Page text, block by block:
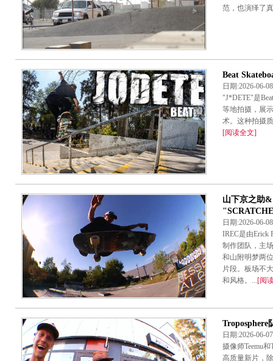
范，也演绎了
Beat
日期:2026-
"J*DETE"是
等地拍摄，展
术。这种拍摄
[阅读全文]
山下京之助
日期:2026-
IREC是由Erick
制作团队，主
和山附明梦两
片段。板场不
和风格。... [阅
日期:2026-
摄像师Teemu
高质量新片，